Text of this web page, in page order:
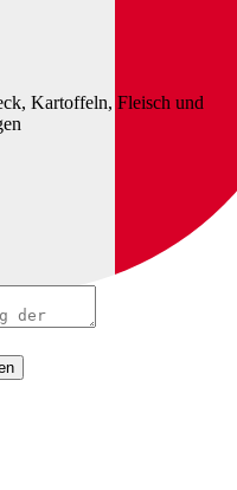
Kartoffeln, Fleisch und